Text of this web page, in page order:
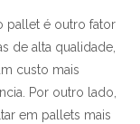
pallet é outro fator
de alta qualidade,
custo mais
Por outro lado,
em pallets mais